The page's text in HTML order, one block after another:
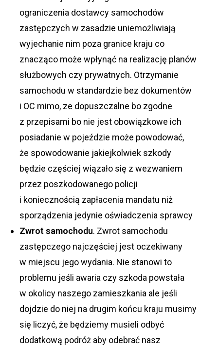
ograniczenia dostawcy samochodów
zastępczych w zasadzie uniemożliwiają
wyjechanie nim poza granice kraju co
znacząco może wpłynąć na realizację planów
służbowych czy prywatnych. Otrzymanie
samochodu w standardzie bez dokumentów
i OC mimo, ze dopuszczalne bo zgodne
z przepisami bo nie jest obowiązkowe ich
posiadanie w pojeździe może powodować,
że spowodowanie jakiejkolwiek szkody
będzie częściej wiązało się z wezwaniem
przez poszkodowanego policji
i koniecznością zapłacenia mandatu niż
sporządzenia jedynie oświadczenia sprawcy
Zwrot samochodu. Zwrot samochodu
zastępczego najczęściej jest oczekiwany
w miejscu jego wydania. Nie stanowi to
problemu jeśli awaria czy szkoda powstała
w okolicy naszego zamieszkania ale jeśli
dojdzie do niej na drugim końcu kraju musimy
się liczyć, że będziemy musieli odbyć
dodatkową podróż aby odebrać nasz